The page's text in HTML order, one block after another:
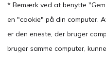
* Bemærk ved at benytte
en "cookie" på din computer.
er den eneste, der bruger
bruger samme computer,